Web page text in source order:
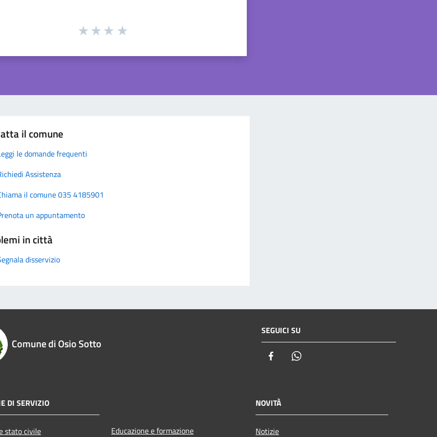
il comune
le domande frequenti
Assistenza
il comune 035 4185901
un appuntamento
in città
disservizio
Comune di Osio Sotto
SEGUICI SU
Facebook
DI SERVIZIO
stato civile Educazione e formazione
NOVITÀ
Notizie